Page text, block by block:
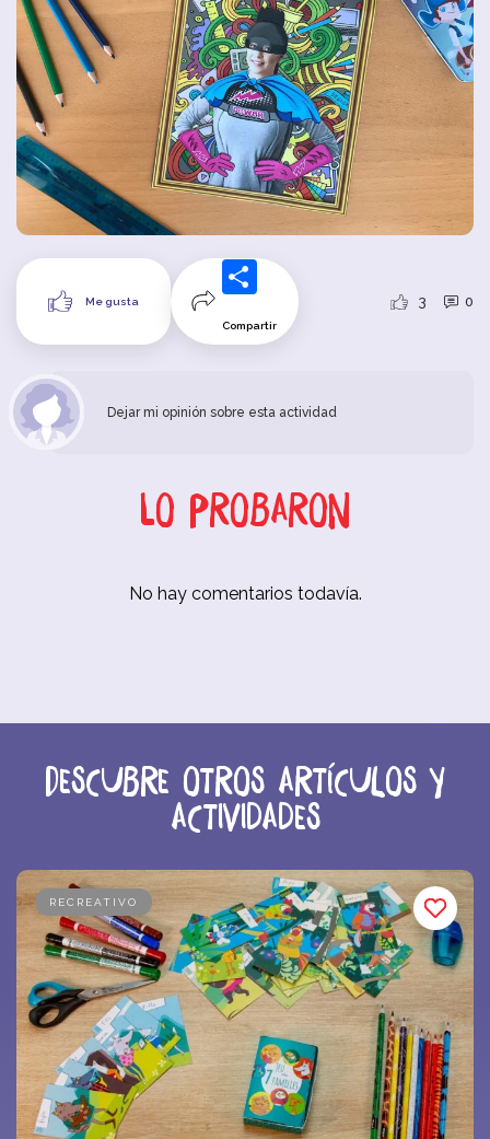
Me gusta
Compartir
3 0
Dejar mi opinión sobre esta actividad
Lo probaron
No hay comentarios todavía.
Descubre otros artículos y
actividades
RECREATIVO